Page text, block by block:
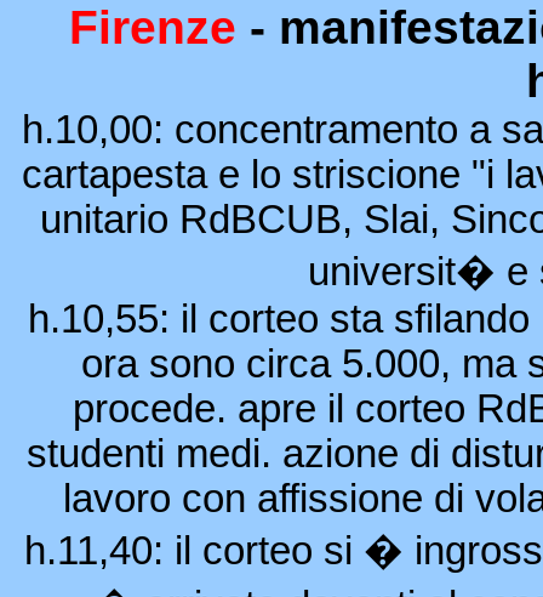
Firenze -
h.10,00: concentramento a
cartapesta e lo striscione "i
unitario RdBCUB, Slai,
universit� e
h.10,55: il corteo sta
ora sono circa 5.000, ma
procede. apre il corteo
studenti medi. azione di
lavoro con affissione di
h.11,40: il corteo si �